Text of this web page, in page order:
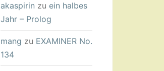
akaspirin zu ein halbes
Jahr – Prolog
mang zu EXAMINER No.
134